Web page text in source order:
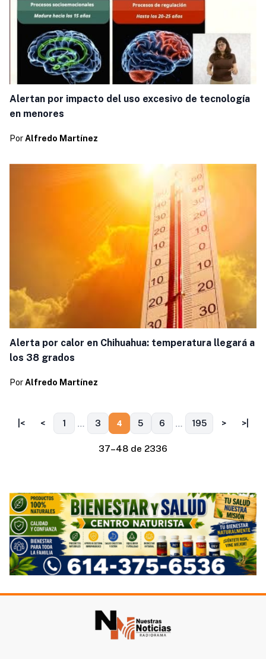
Alertan por impacto del uso excesivo de tecnología
en menores
Por Alfredo Martínez
Alerta por calor en Chihuahua: temperatura llegará a
los 38 grados
Por Alfredo Martínez
|< < 1 … 3 4 5 6 … 195 > >|
37–48 de 2336